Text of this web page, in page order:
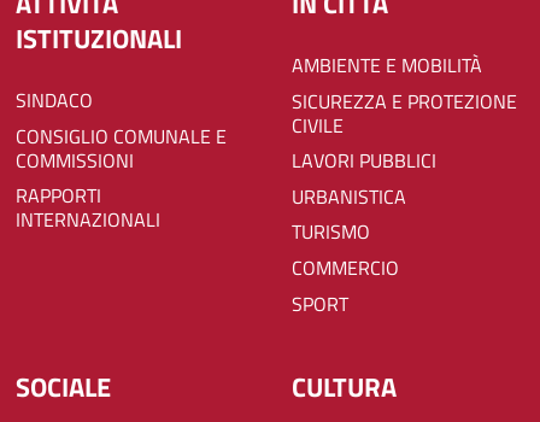
ISTITUZIONALI
SINDACO
CONSIGLIO COMUNALE E
COMMISSIONI
RAPPORTI
INTERNAZIONALI
AMBIENTE E MOBILITÀ
SICUREZZA E PROTEZIONE
CIVILE
LAVORI PUBBLICI
URBANISTICA
TURISMO
COMMERCIO
SPORT
SOCIALE CULTURA